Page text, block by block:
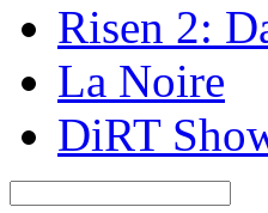
Risen 2:
La Noire
DiRT